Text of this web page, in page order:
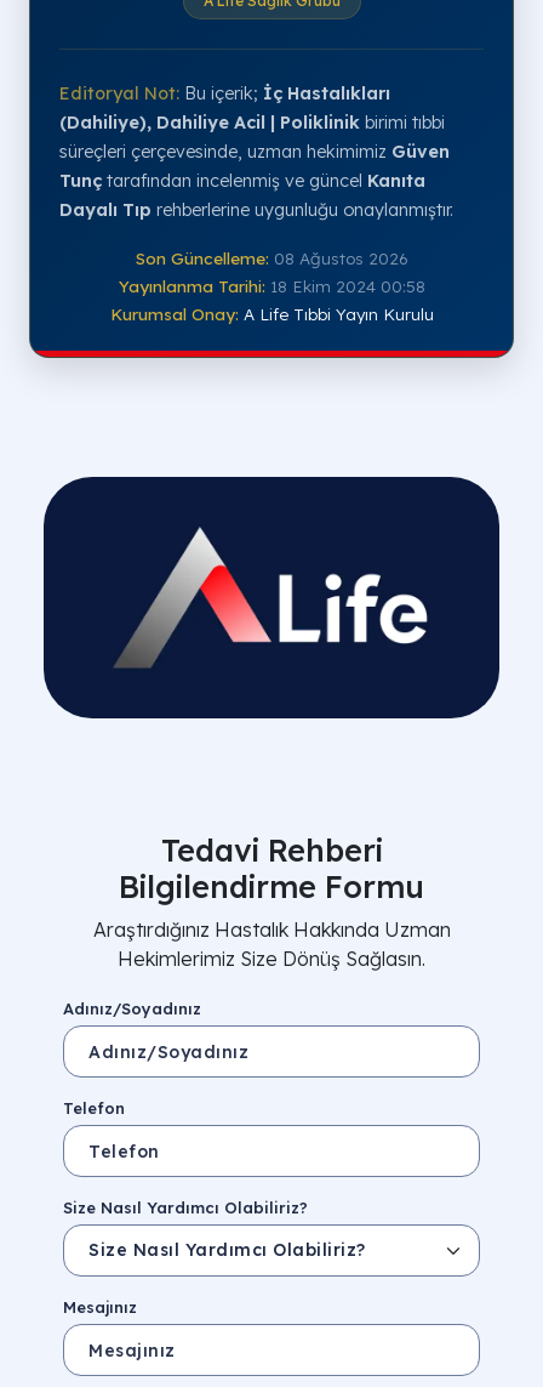
Editoryal Not: Bu içerik; İç Hastalıkları
(Dahiliye), Dahiliye Acil | Poliklinik birimi tıbbi
süreçleri çerçevesinde, uzman hekimimiz Güven
Tunç tarafından incelenmiş ve güncel Kanıta
Dayalı Tıp rehberlerine uygunluğu onaylanmıştır.
Son Güncelleme: 08 Ağustos 2026
Yayınlanma Tarihi: 18 Ekim 2024 00:58
Kurumsal Onay: A Life Tıbbi Yayın Kurulu
Tedavi Rehberi
Bilgilendirme Formu
Araştırdığınız Hastalık Hakkında Uzman
Hekimlerimiz Size Dönüş Sağlasın.
Adınız/Soyadınız
Telefon
Size Nasıl Yardımcı Olabiliriz?
Mesajınız